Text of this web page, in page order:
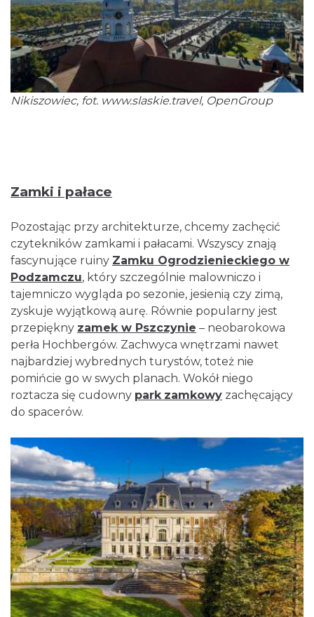
Nikiszowiec, fot. www.slaskie.travel, OpenGroup
Zamki i pałace
Pozostając przy architekturze, chcemy zachęcić
czytekników zamkami i pałacami. Wszyscy znają
fascynujące ruiny Zamku Ogrodzienieckiego w
Podzamczu, który szczególnie malowniczo i
tajemniczo wygląda po sezonie, jesienią czy zimą,
zyskuje wyjątkową aurę. Równie popularny jest
przepiękny zamek w Pszczynie – neobarokowa
perła Hochbergów. Zachwyca wnętrzami nawet
najbardziej wybrednych turystów, toteż nie
pomińcie go w swych planach. Wokół niego
roztacza się cudowny park zamkowy zachęcający
do spacerów.